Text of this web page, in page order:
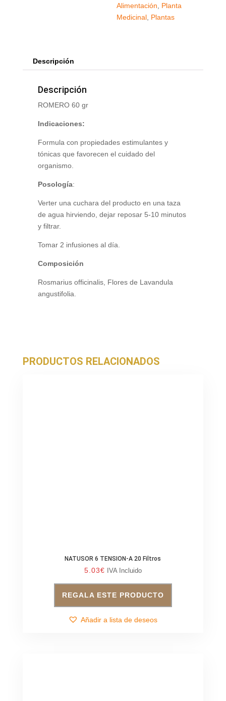
Alimentación
Planta
Medicinal Plantas
Descripción
Descripción
ROMERO 60 gr
Indicaciones:
Formula con propiedades estimulantes y
tónicas que favorecen el cuidado del
organismo.
Posología:
Verter una cuchara del producto en una taza
de agua hirviendo, dejar reposar 5-10 minutos
y filtrar.
Tomar 2 infusiones al día.
Composición
Rosmarius officinalis, Flores de Lavandula
angustifolia.
PRODUCTOS RELACIONADOS
NATUSOR 6 TENSION-A 20 Filtros
5.03€ IVA Incluido
REGALA ESTE PRODUCTO
Añadir a lista de deseos